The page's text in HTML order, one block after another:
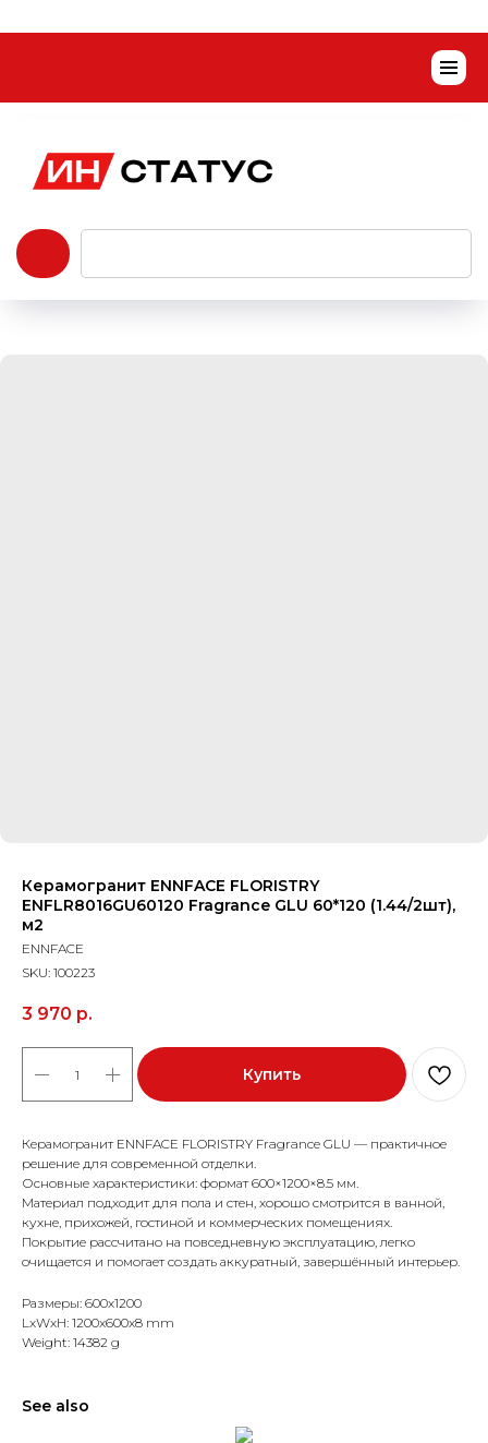
Керамогранит ENNFACE FLORISTRY
ENFLR8016GU60120 Fragrance GLU 60*120 (1.44/2шт),
м2
ENNFACE
SKU: 100223
3 970 р.
Купить
Керамогранит ENNFACE FLORISTRY Fragrance GLU — практичное
решение для современной отделки.
Основные характеристики: формат 600×1200×8.5 мм.
Материал подходит для пола и стен, хорошо смотрится в ванной,
кухне, прихожей, гостиной и коммерческих помещениях.
Покрытие рассчитано на повседневную эксплуатацию, легко
очищается и помогает создать аккуратный, завершённый интерьер.
Размеры: 600x1200
LxWxH: 1200x600x8 mm
Weight: 14382 g
See also